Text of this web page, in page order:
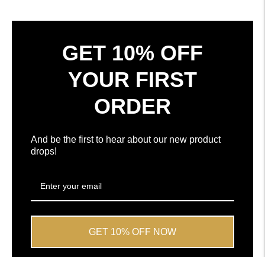
fereastră
medie
4.7
stele
din
de
la
Reviews
GET 10% OFF
YOUR FIRST
ORDER
And be the first to hear about our new product
drops!
GET 10% OFF NOW